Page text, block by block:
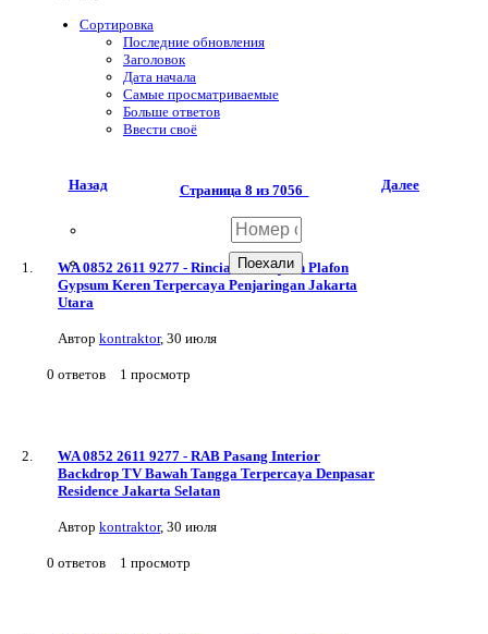
Сортировка
Последние обновления
Заголовок
Дата начала
Самые просматриваемые
Больше ответов
Ввести своё
Назад Далее
Страница 8 из 7056
WA 0852 2611 9277 - Rincian Pekerjaan Plafon
Gypsum Keren Terpercaya Penjaringan Jakarta
Utara
Автор kontraktor, 30 июля
0 ответов 1 просмотр
WA 0852 2611 9277 - RAB Pasang Interior
Backdrop TV Bawah Tangga Terpercaya Denpasar
Residence Jakarta Selatan
Автор kontraktor, 30 июля
0 ответов 1 просмотр